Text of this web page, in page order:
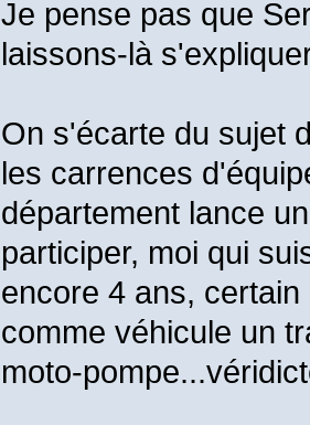
Je pense pas que
laissons-là
On s'écarte du sujet
les carrences
département lance
participer, moi qui
encore 4 ans,
comme véhicule un
moto-